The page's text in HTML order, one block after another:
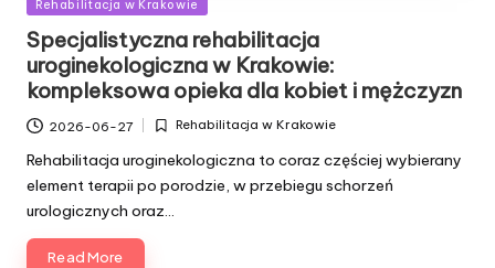
Rehabilitacja w Krakowie
Specjalistyczna rehabilitacja
uroginekologiczna w Krakowie:
kompleksowa opieka dla kobiet i mężczyzn
2026-06-27
PostedRehabilitacja w Krakowie
Rehabilitacja uroginekologiczna to coraz częściej wybierany
element terapii po porodzie, w przebiegu schorzeń
urologicznych oraz…
Read More